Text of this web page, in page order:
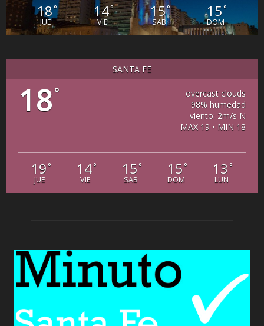
18°
JUE
14°
VIE
15°
SAB
15°
DOM
SANTA FE
18°
overcast clouds
98% humedad
viento: 2m/s N
MAX 19 • MIN 18
19°
JUE
14°
VIE
15°
SAB
15°
DOM
13 °
LUN